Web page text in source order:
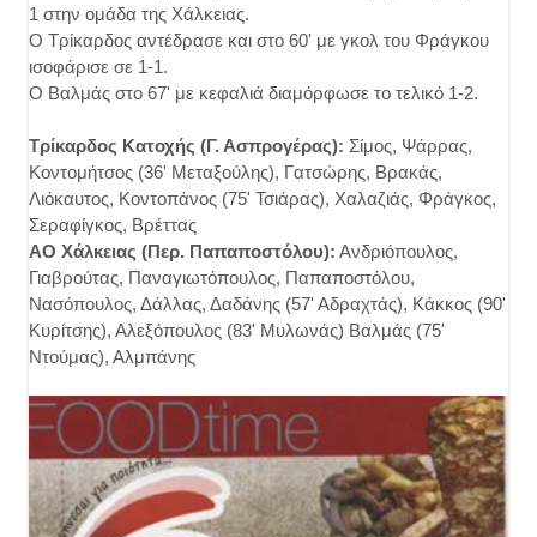
1 στην ομάδα της Χάλκειας.
Ο Τρίκαρδος αντέδρασε και στο 60' με γκολ του Φράγκου
ισοφάρισε σε 1-1.
Ο Βαλμάς στο 67' με κεφαλιά διαμόρφωσε το τελικό 1-2.
Τρίκαρδος Κατοχής (Γ. Ασπρογέρας): Σίμος, Ψάρρας,
Κοντομήτσος (36' Μεταξούλης), Γατσώρης, Βρακάς,
Λιόκαυτος, Κοντοπάνος (75' Τσιάρας), Χαλαζιάς, Φράγκος,
Σεραφίγκος, Βρέττας
ΑΟ Χάλκειας (Περ. Παπαποστόλου): Ανδριόπουλος,
Γιαβρούτας, Παναγιωτόπουλος, Παπαποστόλου,
Νασόπουλος, Δάλλας, Δαδάνης (57' Αδραχτάς), Κάκκος (90'
Κυρίτσης), Αλεξόπουλος (83' Μυλωνάς) Βαλμάς (75'
Ντούμας), Αλμπάνης